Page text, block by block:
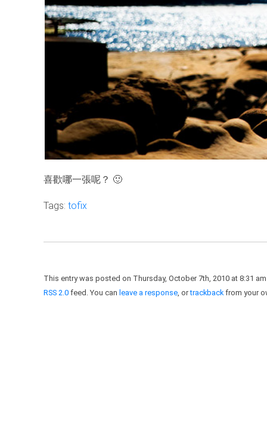
喜歡哪一張呢？ 🙂
Tags: tofix
This entry was posted on Thursday, October 7th, 2010 at 8:31
RSS 2.0 feed. You can leave a response, ortrackbackfrom your